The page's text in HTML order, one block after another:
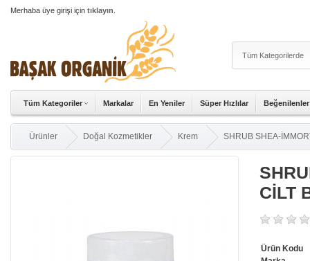
Merhaba üye girişi için tıklayın
Tüm Kategoriler Markalar En Yeniler Süper Hızlılar Beğenilenler
Ürünler Doğal Kozmetikler Krem SHRUB SHEA-
CİLT
Ürün Kodu